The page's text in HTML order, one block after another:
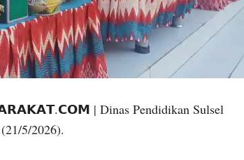
| Dinas Pendidikan Sulsel
5/2026).